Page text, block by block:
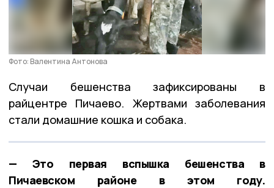
Фото: Валентина Антонова
Случаи бешенства зафиксированы в
райцентре Пичаево. Жертвами заболевания
стали домашние кошка и собака.
— Это первая вспышка бешенства в
Пичаевском районе в этом году.